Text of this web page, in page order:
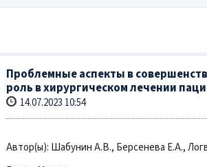
Проблемные аспекты в
роль в хирургическом лечении
14.07.2023 10:54
Автор(ы): Шабунин А.В., Берсенева Е.А.,